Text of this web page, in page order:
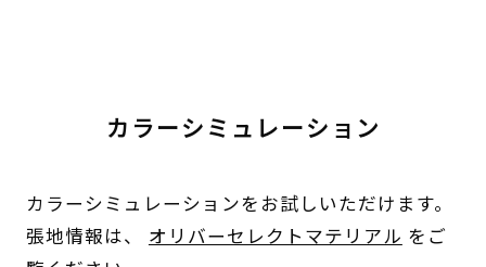
カラーシミュレーション
カラーシミュレーションをお試しいただけます。
張地情報は、 オリバーセレクトマテリアル をご